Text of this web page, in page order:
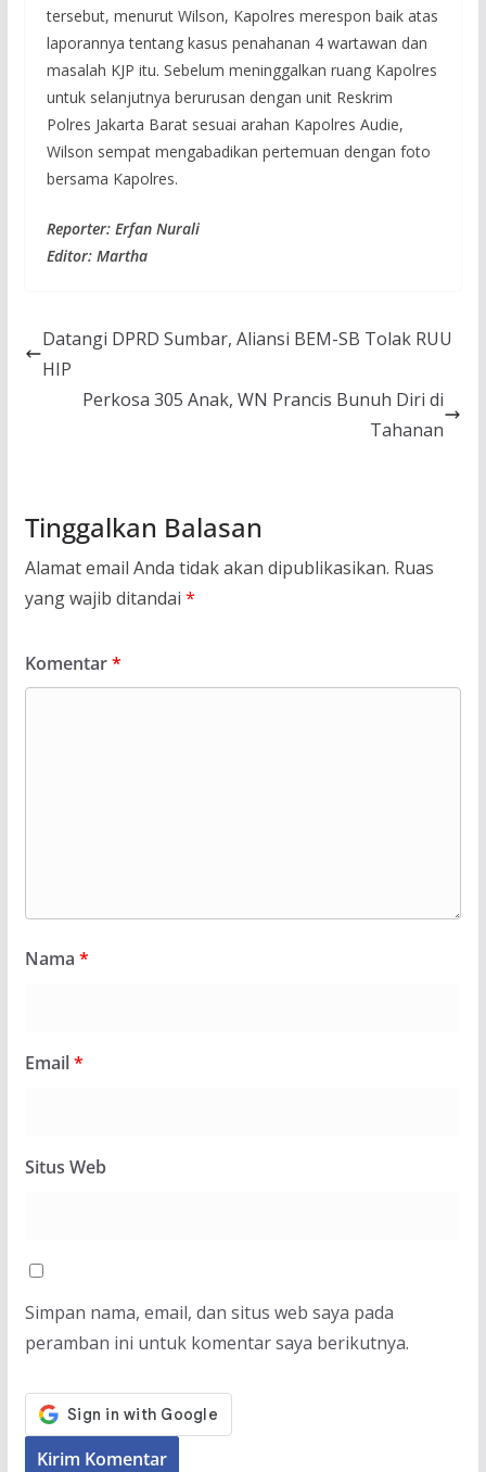
tersebut, menurut Wilson, Kapolres merespon baik atas
laporannya tentang kasus penahanan 4 wartawan dan
masalah KJP itu. Sebelum meninggalkan ruang Kapolres
untuk selanjutnya berurusan dengan unit Reskrim
Polres Jakarta Barat sesuai arahan Kapolres Audie,
Wilson sempat mengabadikan pertemuan dengan foto
bersama Kapolres.
Reporter: Erfan Nurali
Editor: Martha
Datangi DPRD Sumbar, Aliansi BEM-SB Tolak RUU
HIP
Perkosa 305 Anak, WN Prancis Bunuh Diri di
Tahanan
Tinggalkan Balasan
Alamat email Anda tidak akan dipublikasikan. Ruas
yang wajib ditandai *
Komentar*
Nama *
Email*
Situs Web
Simpan nama, email, dan situs web saya pada
peramban ini untuk komentar saya berikutnya.